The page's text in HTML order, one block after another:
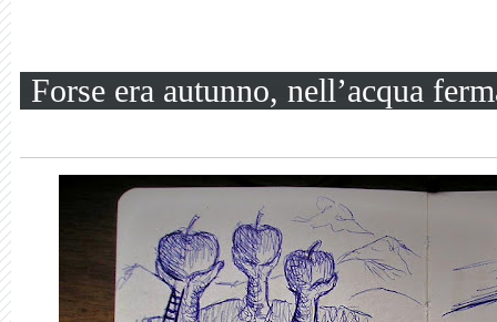
Forse era autunno, nell’acqua